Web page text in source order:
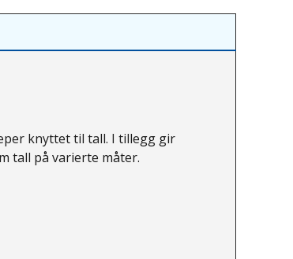
knyttet til tall. I tillegg gir
tall på varierte måter.